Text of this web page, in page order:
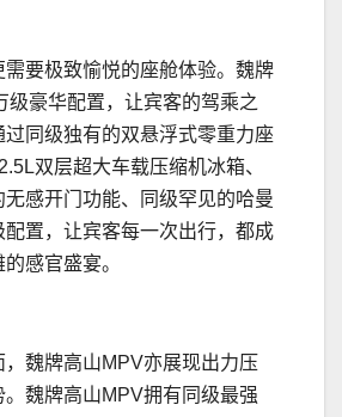
需要极致愉悦的座舱体验。魏牌
级豪华配置，让宾客的驾乘之
同级独有的双悬浮式零重力座
双层超大车载压缩机冰箱、
无感开门功能、同级罕见的哈曼
置，让宾客每一次出行，都成
感官盛宴。
魏牌高山MPV亦展现出力压
魏牌高山MPV拥有同级最强